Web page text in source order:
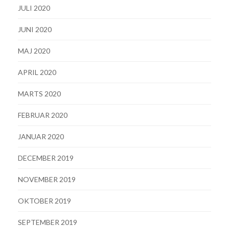
JULI 2020
JUNI 2020
MAJ 2020
APRIL 2020
MARTS 2020
FEBRUAR 2020
JANUAR 2020
DECEMBER 2019
NOVEMBER 2019
OKTOBER 2019
SEPTEMBER 2019